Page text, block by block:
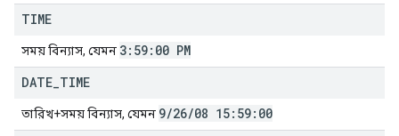
TIME
সময় বিন্যাস, যেমন 3:59:00 PM
DATE TIME
তারিখ+সময় বিন্যাস, যেমন 9/26/08 15:59:00